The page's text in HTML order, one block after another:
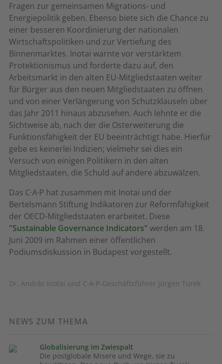
Fragen zur gemeinsamen Migrations- und
Energiepolitik geben. Ebenso biete sich die Chance zu
einer besseren Koordinierung der nationalen
Wirtschaftspolitiken und zur Vertiefung des
Binnenmarktes. Inotai warnte vor verstärktem
Protektionismus und forderte dazu auf, den
Arbeitsmarkt in den alten EU-Mitgliedstaaten weiter
für Bürger aus den neuen Mitgliedstaaten zu öffnen
und von einer Verlängerung von Schutzklauseln über
das Jahr 2011 hinaus abzusehen. Auch lehnte er die
Sichtweise ab, nach der die Osterweiterung die
Funktionsfähigkeit der EU beeinträchtigt habe. Hierfür
gebe es keinerlei Indizien; vielmehr sei dies ein
Versuch von einigen Politikern in den alten
Mitgliedstaaten, die Schuld auf andere abzuwälzen.
Das C·A·P hat zusammen mit Inotai und der
Bertelsmann Stiftung Indikatoren zur Reformfähigkeit
der OECD-Mitgliedstaaten erarbeitet. Diese
"Sustainable Governance Indicators" werden am 18.
Juni 2009 im Rahmen einer öffentlichen
Podiumsdiskussion in Budapest vorgestellt.
Dr. András Inotai und C·A·P-Geschäftsführer Jürgen Turek
NEWS ZUM THEMA
Globalisierung im Zwiespalt
Die postglobale Misere und Wege, sie zu